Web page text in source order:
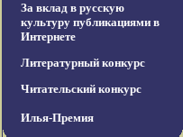
За вклад в русскую
культуру публикациями в
Интернете
Литературный конкурс
Читательский конкурс
Илья-Премия